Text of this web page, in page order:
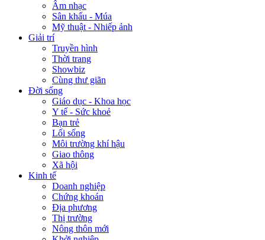
Âm nhạc
Sân khấu - Múa
Mỹ thuật - Nhiếp ảnh
Giải trí
Truyền hình
Thời trang
Showbiz
Cùng thư giãn
Đời sống
Giáo dục - Khoa học
Y tế - Sức khoẻ
Bạn trẻ
Lối sống
Môi trường khí hậu
Giao thông
Xã hội
Kinh tế
Doanh nghiệp
Chứng khoán
Địa phương
Thị trường
Nông thôn mới